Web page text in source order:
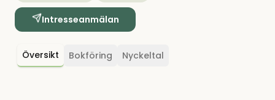
Intresseanmälan
Översikt Bokföring Nyckeltal